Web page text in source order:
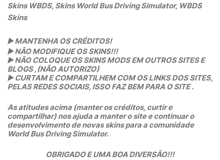
Skins WBDS, Skins World Bus Driving Simulator, WBDS
Skins
▶️ MANTENHA OS CRÉDITOS!
▶️ NÃO MODIFIQUE OS SKINS!!!
▶️ NÃO COLOQUE OS SKINS MODS EM OUTROS SITES E
BLOGS ,(NÃO AUTORIZO)
▶️ CURTAM E COMPARTILHEM COM OS LINKS DOS SITES,
PELAS REDES SOCIAIS, ISSO FAZ BEM PARA O SITE .
As atitudes acima (manter os créditos, curtir e
compartilhar) nos ajuda a manter o site e continuar o
desenvolvimento de novas skins para a comunidade
World Bus Driving Simulator.
OBRIGADO E UMA BOA DIVERSÃO!!!